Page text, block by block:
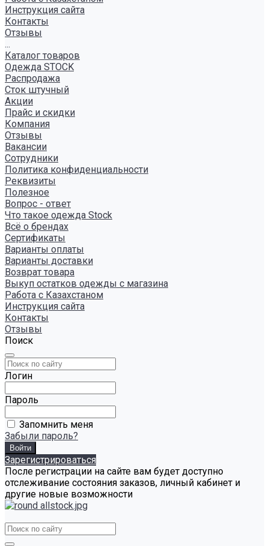
Инструкция сайта
Контакты
Отзывы
...
Каталог товаров
Одежда STOCK
Распродажа
Сток штучный
Акции
Прайс и скидки
Компания
Отзывы
Вакансии
Сотрудники
Политика конфиденциальности
Реквизиты
Полезное
Вопрос - ответ
Что такое одежда Stock
Всё о брендах
Сертификаты
Варианты оплаты
Варианты доставки
Возврат товара
Выкуп остатков одежды с магазина
Работа с Казахстаном
Инструкция сайта
Контакты
Отзывы
Поиск
Логин
Пароль
Запомнить меня
Забыли пароль?
Зарегистрироваться
После регистрации на сайте вам будет доступно
отслеживание состояния заказов, личный кабинет и
другие новые возможности